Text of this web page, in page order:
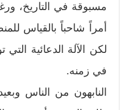
مسبوقة في التاريخ،
أمراً شاحباً بالقياس
لكن الآلة الدعائية
في زمنه.
النابهون من الناس